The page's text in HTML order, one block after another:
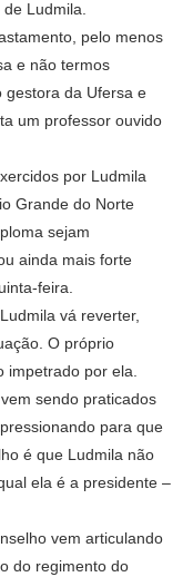
Ludmila.
pelo menos
e não termos
gestora da Ufersa e
um professor ouvido
por Ludmila
Grande do Norte
sejam
ainda mais forte
feira.
vá reverter,
O próprio
impetrado por ela.
sendo praticados
para que
é que Ludmila não
ela é a presidente –
vem articulando
do regimento do